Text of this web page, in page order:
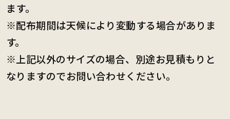
ます。
※配布期間は天候により変動する場合がありま
す。
※上記以外のサイズの場合、別途お見積もりと
なりますのでお問い合わせください。